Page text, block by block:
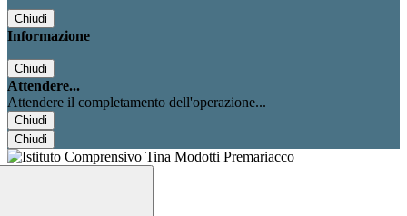
Chiudi
Informazione
Chiudi
Attendere...
Attendere il completamento dell'operazione...
Chiudi
Chiudi